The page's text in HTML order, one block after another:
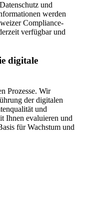
und
werden
Compliance-
verfügbar und
digitale
Prozesse. Wir
der digitalen
und
Ihnen evaluieren und
für Wachstum und